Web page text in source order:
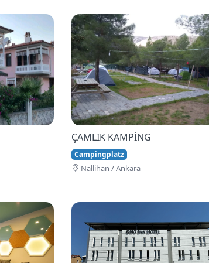
ÇAMLIK KAMPİNG
Campingplatz
Nallihan / Ankara